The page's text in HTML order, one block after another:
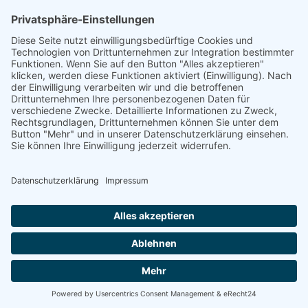
NEWSLETTER ABONNIEREN
ABONNIEREN
FOLGEN SIE UNS